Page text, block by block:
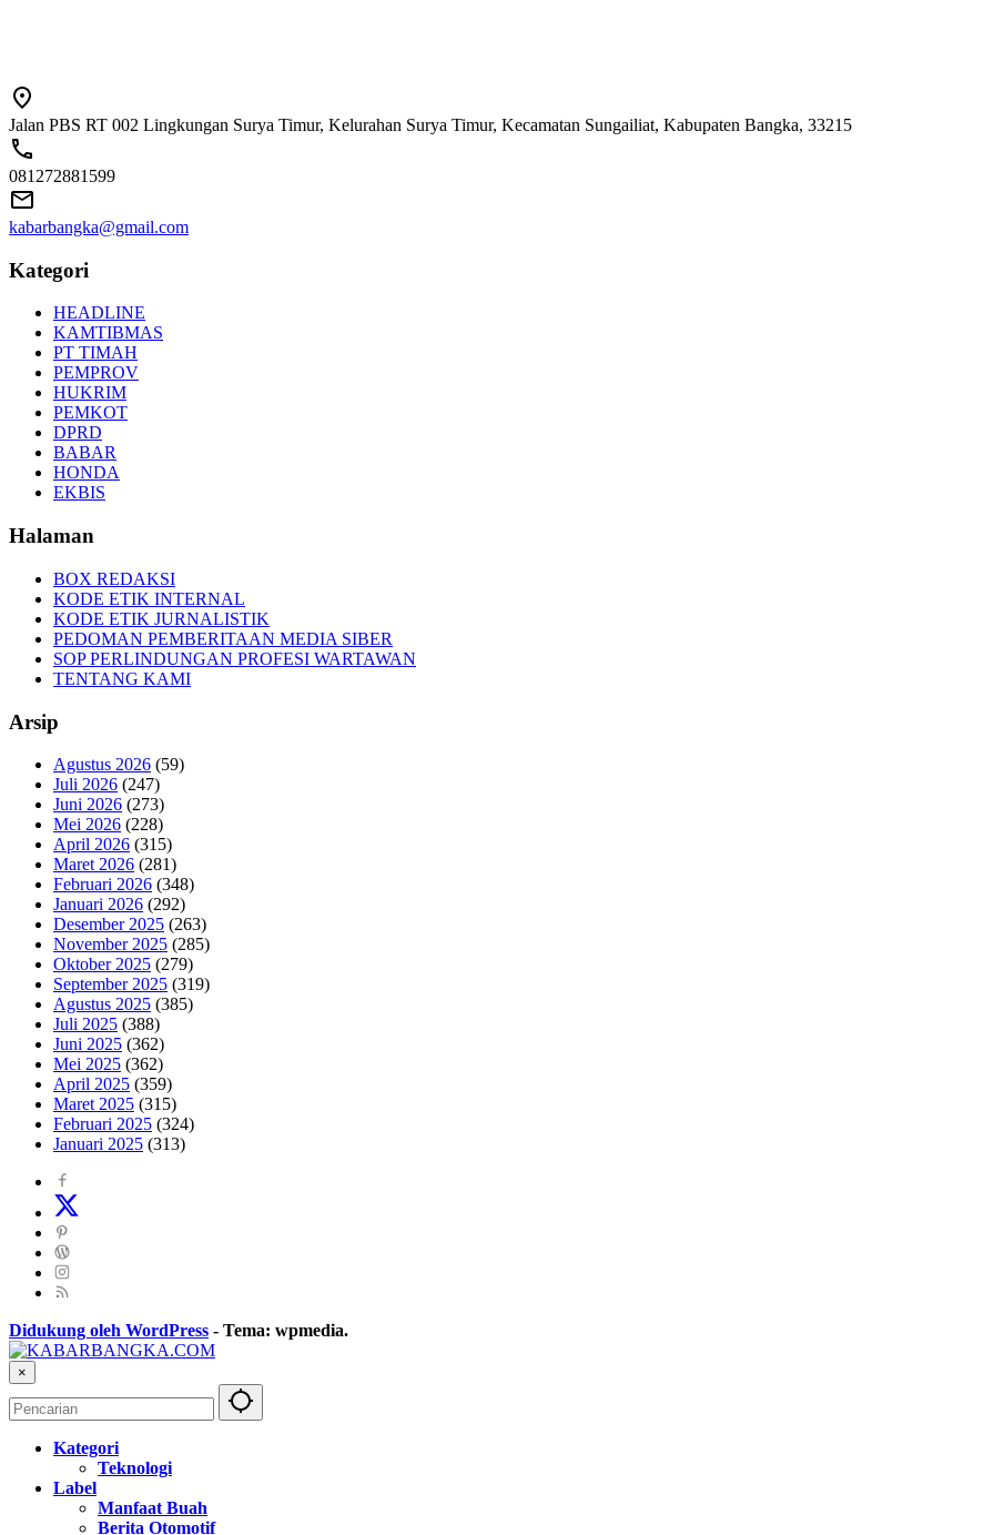
Jalan PBS RT 002 Lingkungan Surya Timur, Kelurahan Surya Timur, Kecamatan Sungailiat, Kabupaten Bangka, 33215
081272881599
kabarbangka@gmail.com
Kategori
HEADLINE
KAMTIBMAS
PT TIMAH
PEMPROV
HUKRIM
PEMKOT
DPRD
BABAR
HONDA
EKBIS
Halaman
BOX REDAKSI
KODE ETIK INTERNAL
KODE ETIK JURNALISTIK
PEDOMAN PEMBERITAAN MEDIA SIBER
SOP PERLINDUNGAN PROFESI WARTAWAN
TENTANG KAMI
Arsip
Agustus 2026 (59)
Juli 2026 (247)
Juni 2026 (273)
Mei 2026 (228)
April 2026 (315)
Maret 2026 (281)
Februari 2026 (348)
Januari 2026 (292)
Desember 2025 (263)
November 2025 (285)
Oktober 2025 (279)
September 2025 (319)
Agustus 2025 (385)
Juli 2025 (388)
Juni 2025 (362)
Mei 2025 (362)
April 2025 (359)
Maret 2025 (315)
Februari 2025 (324)
Januari 2025 (313)
Didukung oleh WordPress - Tema: wpmedia.
×
Kategori
Teknologi
Label
Manfaat Buah
Berita Otomotif